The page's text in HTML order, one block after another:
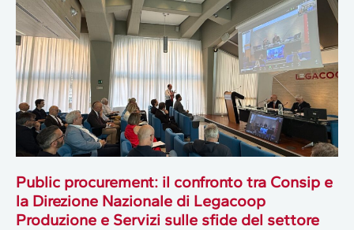
Public procurement: il confronto tra Consip e
la Direzione Nazionale di Legacoop
Produzione e Servizi sulle sfide del settore